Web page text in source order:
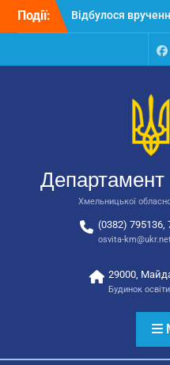
Перейти
Події:
Відбулося
автобусів для
Відбулося
освіти та науки
державної
Відбулась обласна
національно-
виховання
Департамент
Хмельницької
(0382) 795136,
osvita-
29000,
Будинок освіти